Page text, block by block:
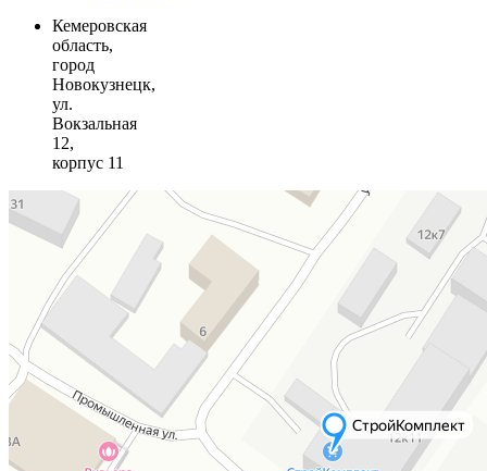
Кемеровская
область,
город
Новокузнецк,
ул.
Вокзальная
12,
корпус 11